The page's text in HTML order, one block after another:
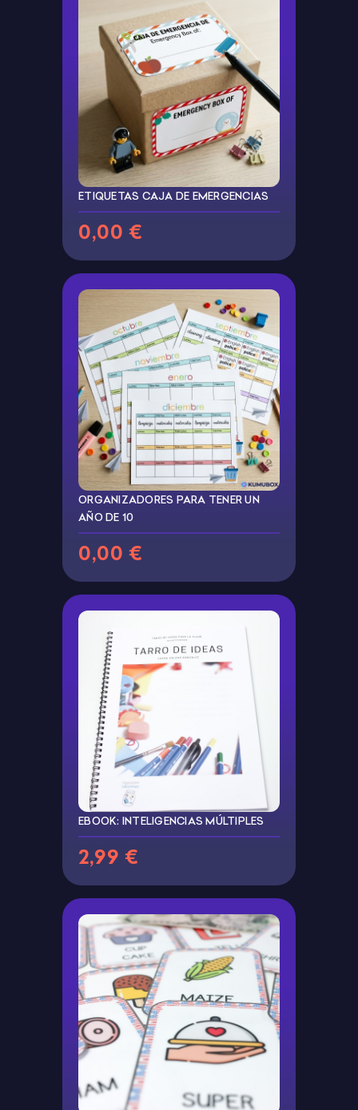
ETIQUETAS CAJA DE EMERGENCIAS
0,00 €
ORGANIZADORES PARA TENER UN
AÑO DE 10
0,00 €
EBOOK: INTELIGENCIAS MÚLTIPLES
2,99 €